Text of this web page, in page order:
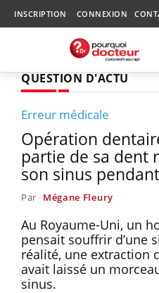
INSCRIPTION CONNEXION
QUESTION D'ACTU
Erreur médicale
Opération
partie de sa dent
son sinus
Par Mégane Fleury
Au Royaume-Uni, un
pensait souffrir d’une
réalité, une extraction
avait laissé un
sinus.